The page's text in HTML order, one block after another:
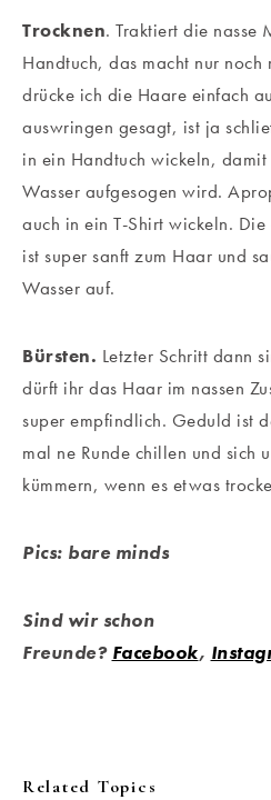
Trocknen. Traktiert die nasse
Handtuch, das macht nur
drücke ich die Haare einfach
auswringen gesagt, ist ja
in ein Handtuch wickeln, damit
Wasser aufgesogen wird.
auch in ein T-Shirt wickeln. Die
ist super sanft zum Haar und
Wasser auf.
Bürsten. Letzter Schritt dann
dürft ihr das Haar im nassen
super empfindlich. Geduld ist
mal ne Runde chillen und sich
kümmern, wenn es etwas
Pics: bare minds
Sind wir schon
Freunde? Facebook,
Related Topics